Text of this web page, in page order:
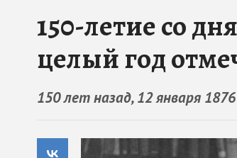
150-летие со
целый год
150 лет назад, 12 января